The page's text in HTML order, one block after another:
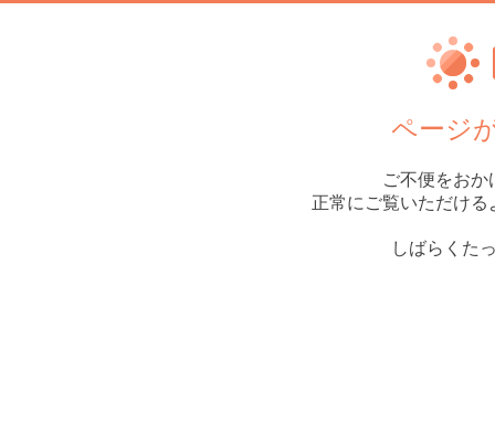
ページ
ご不便をお
正常にご覧いただけ
しばらくた